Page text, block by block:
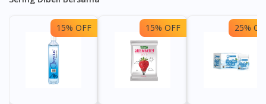
15% OFF 15% OFF 25%